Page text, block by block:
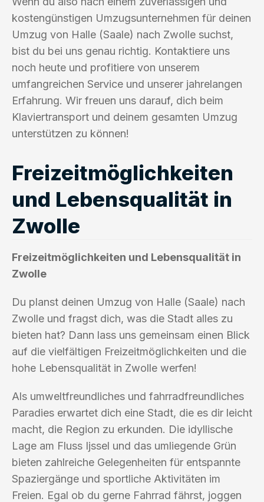
kostengünstigen Umzugsunternehmen für deinen
Umzug von Halle (Saale) nach Zwolle suchst,
bist du bei uns genau richtig. Kontaktiere uns
noch heute und profitiere von unserem
umfangreichen Service und unserer jahrelangen
Erfahrung. Wir freuen uns darauf, dich beim
Klaviertransport und deinem gesamten Umzug
unterstützen zu können!
Freizeitmöglichkeiten
und Lebensqualität in
Zwolle
Freizeitmöglichkeiten und Lebensqualität in
Zwolle
Du planst deinen Umzug von Halle (Saale) nach
Zwolle und fragst dich, was die Stadt alles zu
bieten hat? Dann lass uns gemeinsam einen Blick
auf die vielfältigen Freizeitmöglichkeiten und die
hohe Lebensqualität in Zwolle werfen!
Als umweltfreundliches und fahrradfreundliches
Paradies erwartet dich eine Stadt, die es dir leicht
macht, die Region zu erkunden. Die idyllische
Lage am Fluss Ijssel und das umliegende Grün
bieten zahlreiche Gelegenheiten für entspannte
Spaziergänge und sportliche Aktivitäten im
Freien. Egal ob du gerne Fahrrad fährst, joggen